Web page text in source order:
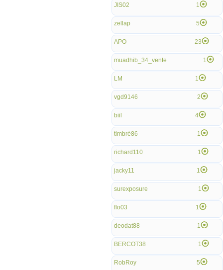
JIS02 1
zellap 5
APO 23
muadhib_34_vente 1
LM 1
vgd9146 2
biil 4
timbré86 1
richard110 1
jacky11 1
surexposure 1
flo03 1
deodat88 1
BERCOT38 1
RobRoy 5